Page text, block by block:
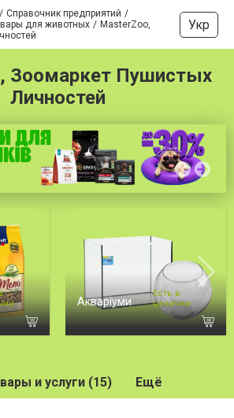
Справочник предприятий
для животных
MasterZoo,
Укр
Зоомаркет Пушистых
Личностей
Акваріуми
Есть в
наличии
и услуги (15) Ещё